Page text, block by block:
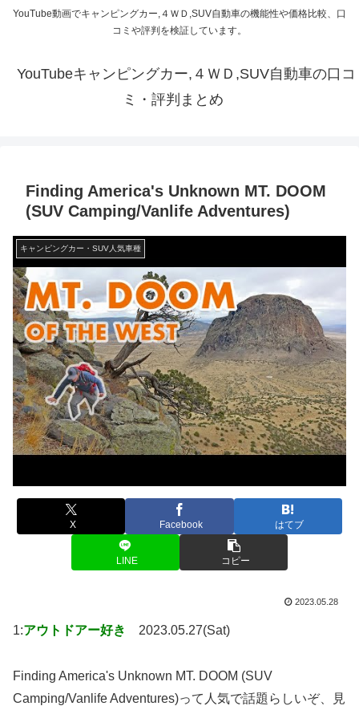
YouTube動画でキャンピングカー,４ＷＤ,SUV自動車の機能性や価格比較、口
コミや評判を検証しています。
YouTubeキャンピングカー,４ＷＤ,SUV自動車の口コ
ミ・評判まとめ
Finding America's Unknown MT. DOOM
(SUV Camping/Vanlife Adventures)
キャンピングカー・SUV人気車種
X Facebook はてブ
LINE コピー
2023.05.28
1:アウトドアー好き 2023.05.27(Sat)
Finding America's Unknown MT. DOOM (SUV
Camping/Vanlife Adventures)って人気で話題らしいぞ、見